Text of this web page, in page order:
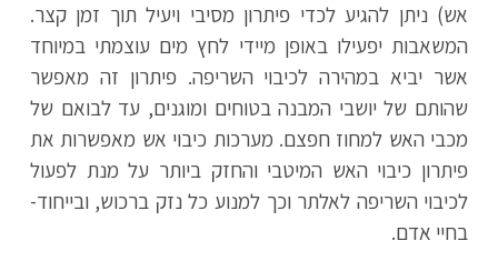
אש) ניתן להגיע לכדי פיתרון מסיבי ויעיל תוך זמן קצר.
המשאבות יפעילו באופן מיידי לחץ מים עוצמתי במיוחד
אשר יביא במהירה לכיבוי השריפה. פיתרון זה מאפשר
שהותם של יושבי המבנה בטוחים ומוגנים, עד לבואם של
מכבי האש למחוז חפצם. מערכות כיבוי אש מאפשרות את
פיתרון כיבוי האש המיטבי והחזק ביותר על מנת לפעול
לכיבוי השריפה לאלתר וכך למנוע כל נזק ברכוש, ובייחוד-
בחיי אדם.